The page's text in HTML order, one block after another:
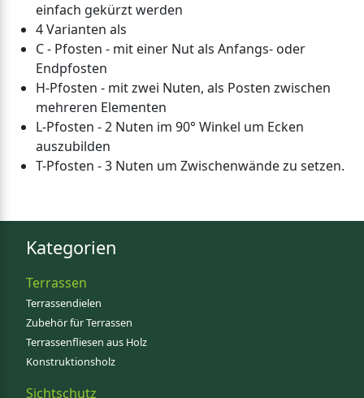
einfach gekürzt werden
4 Varianten als
C - Pfosten - mit einer Nut als Anfangs- oder
Endpfosten
H-Pfosten - mit zwei Nuten, als Posten zwischen
mehreren Elementen
L-Pfosten - 2 Nuten im 90° Winkel um Ecken
auszubilden
T-Pfosten - 3 Nuten um Zwischenwände zu setzen.
Kategorien
Terrassen
Terrassendielen
Zubehör für Terrassen
Terrassenfliesen aus Holz
Konstruktionsholz
Sichtschutz